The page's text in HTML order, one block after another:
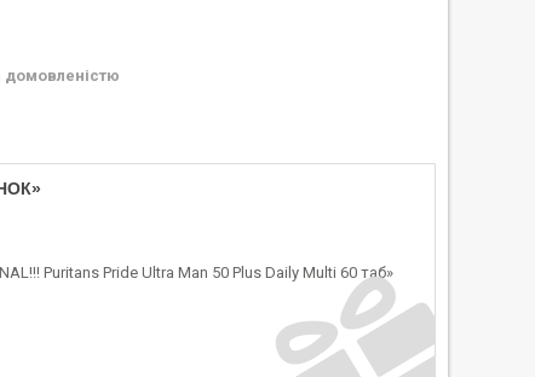
домовленістю
Puritans Pride Ultra Man 50 Plus Daily Multi 60 таб»